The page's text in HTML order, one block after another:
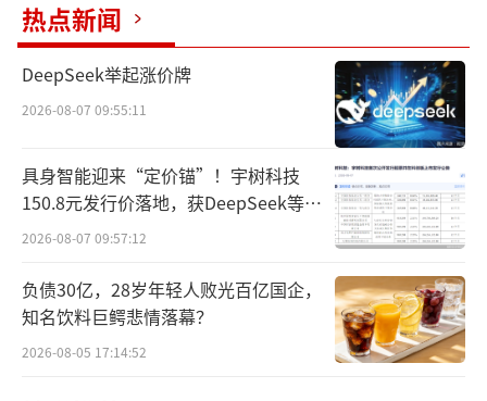
回应称，此为IPO过程中的常规技术性流程，整
体上市节奏不受影响。
时隔七个月，阿维塔重新递表。新版招股
书从609页缩减至438页，整体删减171页。财
务数据从2025年上半年更新为全年数据，表述
更聚焦于业务战略、产品进展和合作体系。
薄”了，但“华为”出现的次数却从49次增加
到66次。
热点新闻
DeepSeek举起涨价牌
2026-08-07 09:55:11
具身智能迎来“定价锚”！宇树科技
150.8元发行价落地，获DeepSeek等豪
华战配加持
2026-08-07 09:57:12
负债30亿，28岁年轻人败光百亿国企，
知名饮料巨鳄悲情落幕？
2026-08-05 17:14:52